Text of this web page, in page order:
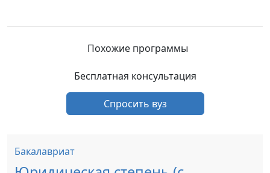
Похожие программы
Бесплатная консультация
Спросить вуз
Бакалавриат